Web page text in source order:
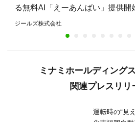
る無料AI「えーあんばい」提供開
ジールズ株式会社
ミナミホールディング
関連プレスリリ
運転時の“見